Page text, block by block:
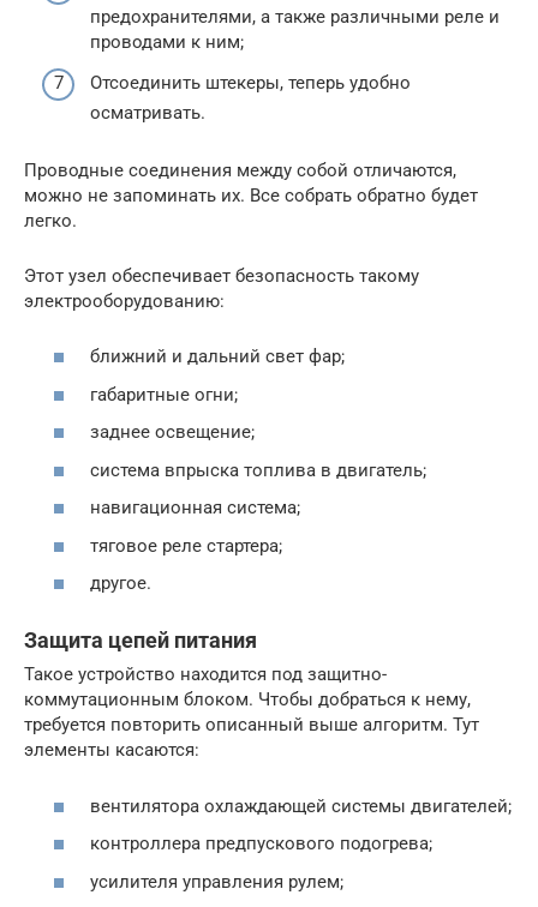
предохранителями, а также различными реле и
проводами к ним;
Отсоединить штекеры, теперь удобно
осматривать.
Проводные соединения между собой отличаются,
можно не запоминать их. Все собрать обратно будет
легко.
Этот узел обеспечивает безопасность такому
электрооборудованию:
ближний и дальний свет фар;
габаритные огни;
заднее освещение;
система впрыска топлива в двигатель;
навигационная система;
тяговое реле стартера;
другое.
Защита цепей питания
Такое устройство находится под защитно-
коммутационным блоком. Чтобы добраться к нему,
требуется повторить описанный выше алгоритм. Тут
элементы касаются:
вентилятора охлаждающей системы двигателей;
контроллера предпускового подогрева;
усилителя управления рулем;